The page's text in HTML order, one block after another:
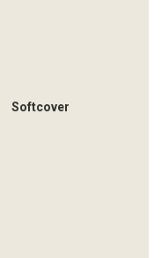
Softcover